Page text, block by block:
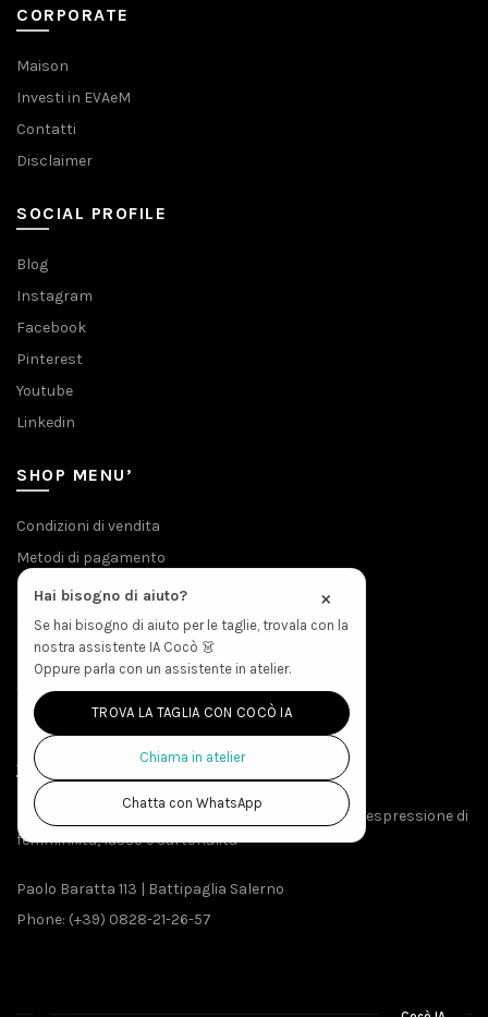
CORPORATE
Maison
Investi in EVAeM
Contatti
Disclaimer
SOCIAL PROFILE
Blog
Instagram
Facebook
Pinterest
Youtube
Linkedin
SHOP MENU’
Condizioni di vendita
Metodi di pagamento
Privacy & Cookies
Spedizioni
Politica Resi
Accesso Produzione
ABOUT THE STORE
Creato da menti sapienti e mani esperte, EVAeM è espressione di
femminilità, lusso e sartorialità
Paolo Baratta 113 | Battipaglia Salerno
Phone: (+39) 0828-21-26-57
×
Hai bisogno di aiuto?
Se hai bisogno di aiuto per le taglie, trovala con la
nostra assistente IA Cocò 👗
Oppure parla con un assistente in atelier.
TROVA LA TAGLIA CON COCÒ IA
Chiama in atelier
Chatta con WhatsApp